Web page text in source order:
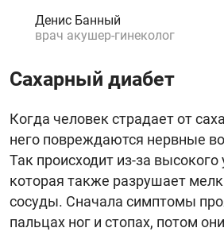
Денис Банный
врач акушер-гинеколог
Сахарный диабет
Когда человек страдает от
него повреждаются нервные
Так происходит из-за
которая также разрушает
сосуды. Сначала симптомы
пальцах ног и стопах, потом